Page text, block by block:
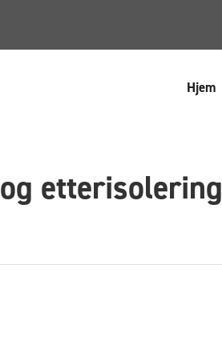
Hjem
etterisolering